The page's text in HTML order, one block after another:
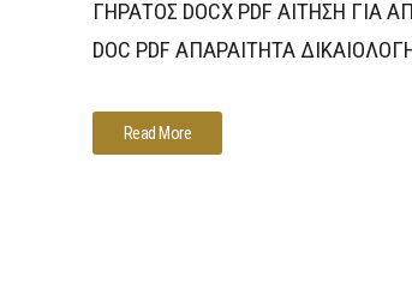
ΓΗΡΑΤΟΣ DOCX PDF ΑΙΤΗΣΗ
DOC PDF ΑΠΑΡΑΙΤΗΤΑ
Read More